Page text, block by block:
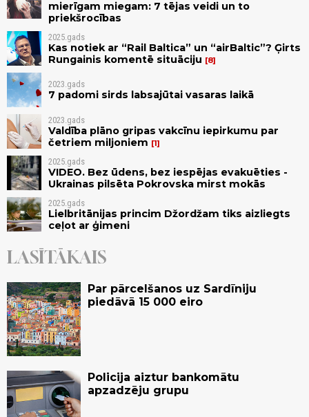
mierīgam miegam: 7 tējas veidi un to
priekšrocības
2025.gads
Kas notiek ar “Rail Baltica” un “airBaltic”? Ģirts
Rungainis komentē situāciju
8
2023.gads
7 padomi sirds labsajūtai vasaras laikā
2023.gads
Valdība plāno gripas vakcīnu iepirkumu par
četriem miljoniem
1
2025.gads
VIDEO. Bez ūdens, bez iespējas evakuēties -
Ukrainas pilsēta Pokrovska mirst mokās
2025.gads
Lielbritānijas princim Džordžam tiks aizliegts
ceļot ar ģimeni
LASĪTĀKAIS
Par pārcelšanos uz Sardīniju
piedāvā 15 000 eiro
Policija aiztur bankomātu
apzadzēju grupu